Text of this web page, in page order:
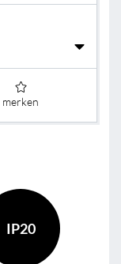
merken
IP20